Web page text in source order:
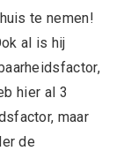
te nemen!
al is hij
hier al 3
maar
de